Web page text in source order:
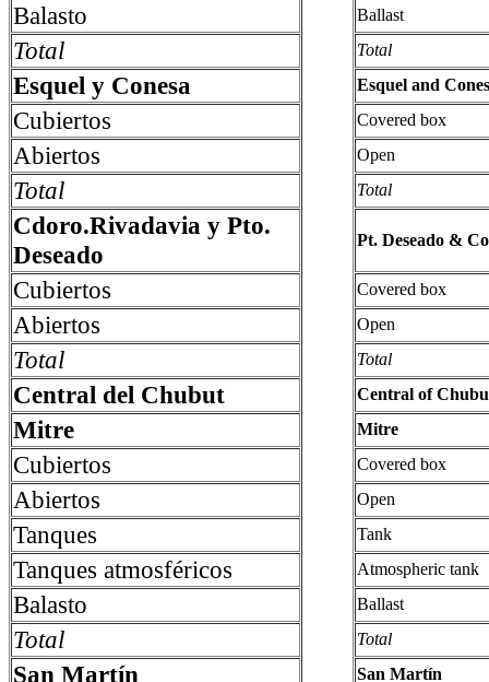
Balasto Ballast
Total Total
Esquel y Conesa Esquel and
Cubiertos Covered box
Abiertos Open
Total Total
Cdoro.Rivadavia y Pto.
Deseado
Pt. Deseado &
Cubiertos Covered box
Abiertos Open
Total Total
Central del Chubut Central of
Mitre Mitre
Cubiertos Covered box
Abiertos Open
Tanques Tank
Tanques atmosféricos Atmospheric tank
Balasto Ballast
Total Total
San Martín San Martín